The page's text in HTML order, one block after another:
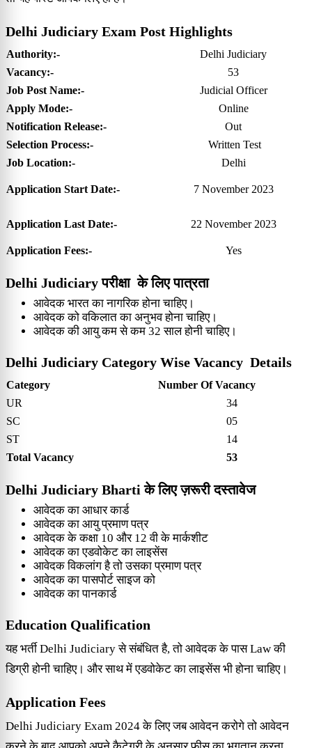
Delhi Judiciary Exam Post Highlights
Authority:-
Delhi Judiciary
Vacancy:-
53
Job Post Name:-
Judicial Officer
Apply Mode:-
Online
Notification Release:-
Out
Selection Process:-
Written Test
Job Location:-
Delhi
Application Start Date:- 7 November 2023
Application Last Date:- 22 November 2023
Application Fees:- Yes
Delhi Judiciary परीक्षा के लिए पात्रता
आवेदक भारत का नागरिक होना चाहिए।
आवेदक को वकिलात का अनुभव होना चाहिए।
आवेदक की आयु कम से कम 32 साल होनी चाहिए।
Delhi Judiciary Category Wise Vacancy Details
Category
Number Of Vacancy
UR
34
SC
05
ST
14
Total Vacancy
53
Delhi Judiciary Bharti के लिए ज़रूरी दस्तावेज
आवेदक का आधार कार्ड
आवेदक का आयु प्रमाण पत्र
आवेदक के कक्षा 10 और 12 वी के मार्कशीट
आवेदक का एडवोकेट का लाइसेंस
आवेदक विकलांग है तो उसका प्रमाण पत्र
आवेदक का पासपोर्ट साइज को
आवेदक का पानकार्ड
Education Qualification
यह भर्ती Delhi Judiciary से संबंधित है, तो आवेदक के पास Law की
डिग्री होनी चाहिए। और साथ में एडवोकेट का लाइसेंस भी होना चाहिए।
Application Fees
Delhi Judiciary Exam 2024 के लिए जब आवेदन करोगे तो आवेदन